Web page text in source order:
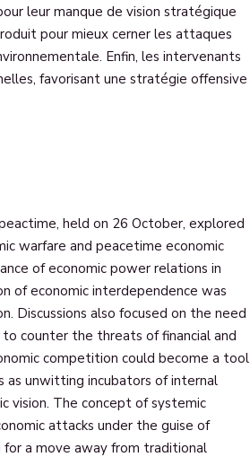
leur manque de vision stratégique
pour mieux cerner les attaques
Enfin, les intervenants
favorisant une stratégie offensive
held on 26 October, explored
warfare and peacetime economic
of economic power relations in
of economic interdependence was
Discussions also focused on the need
counter the threats of financial and
competition could become a tool
as unwitting incubators of internal
vision. The concept of systemic
attacks under the guise of
for a move away from traditional